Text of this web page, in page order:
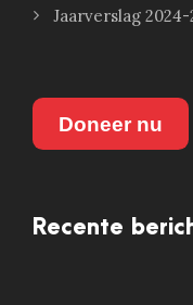
Jaarverslag 2024-
Doneer nu
Recente